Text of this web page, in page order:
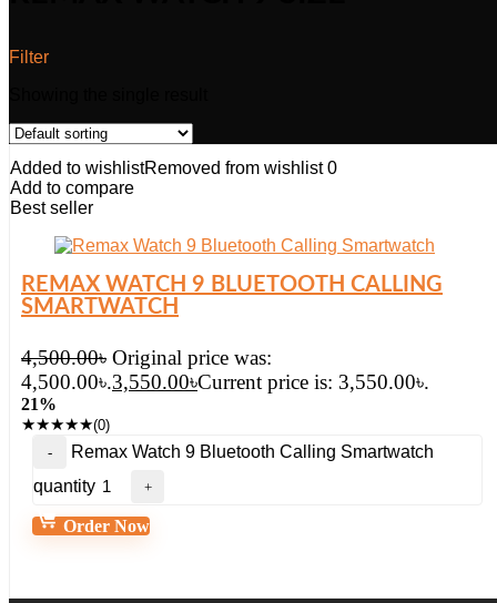
Filter
Added to wishlistRemoved from wishlist 0
Add to compare
Best seller
REMAX WATCH 9 BLUETOOTH CALLING
SMARTWATCH
4,500.00৳ Original price was:
4,500.00৳.3,550.00৳Current price is: 3,550.00৳.
21%
★★★★★(0)
Remax Watch 9 Bluetooth Calling Smartwatch
quantity
Order Now